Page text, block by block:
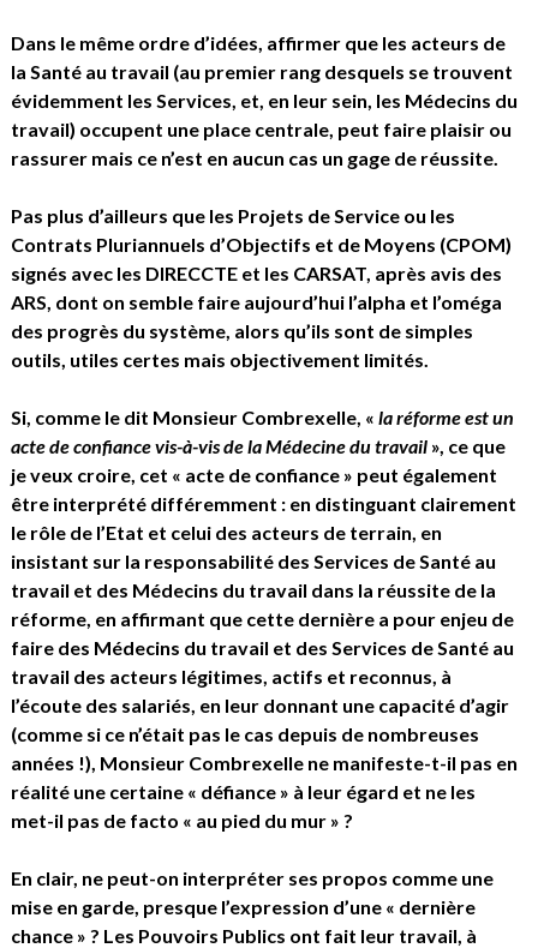
Dans le même ordre d’idées, affirmer que les acteurs de
la Santé au travail (au premier rang desquels se trouvent
évidemment les Services, et, en leur sein, les Médecins du
travail) occupent une place centrale, peut faire plaisir ou
rassurer mais ce n’est en aucun cas un gage de réussite.
Pas plus d’ailleurs que les Projets de Service ou les
Contrats Pluriannuels d’Objectifs et de Moyens (CPOM)
signés avec les DIRECCTE et les CARSAT, après avis des
ARS, dont on semble faire aujourd’hui l’alpha et l’oméga
des progrès du système, alors qu’ils sont de simples
outils, utiles certes mais objectivement limités.
Si, comme le dit Monsieur Combrexelle, « la réforme est un
acte de confiance vis-à-vis de la Médecine du travail», ce que
je veux croire, cet « acte de confiance » peut également
être interprété différemment : en distinguant clairement
le rôle de l’Etat et celui des acteurs de terrain, en
insistant sur la responsabilité des Services de Santé au
travail et des Médecins du travail dans la réussite de la
réforme, en affirmant que cette dernière a pour enjeu de
faire des Médecins du travail et des Services de Santé au
travail des acteurs légitimes, actifs et reconnus, à
l’écoute des salariés, en leur donnant une capacité d’agir
(comme si ce n’était pas le cas depuis de nombreuses
années !), Monsieur Combrexelle ne manifeste-t-il pas en
réalité une certaine « défiance » à leur égard et ne les
met-il pas de facto « au pied du mur » ?
En clair, ne peut-on interpréter ses propos comme une
mise en garde, presque l’expression d’une « dernière
chance » ? Les Pouvoirs Publics ont fait leur travail, à